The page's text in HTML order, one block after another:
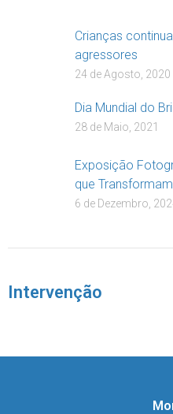
Crianças
agressores
24 de Agosto, 2020
Dia Mundial do
28 de Maio, 2021
Exposição
que
6 de Dezembro,
Intervenção